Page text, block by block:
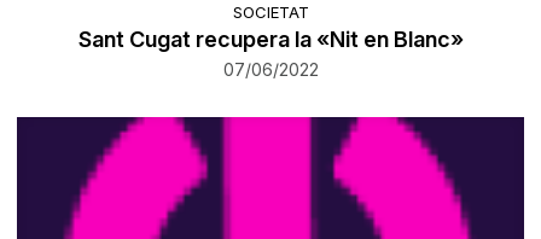
SOCIETAT
Sant Cugat recupera la «Nit en Blanc»
07/06/2022